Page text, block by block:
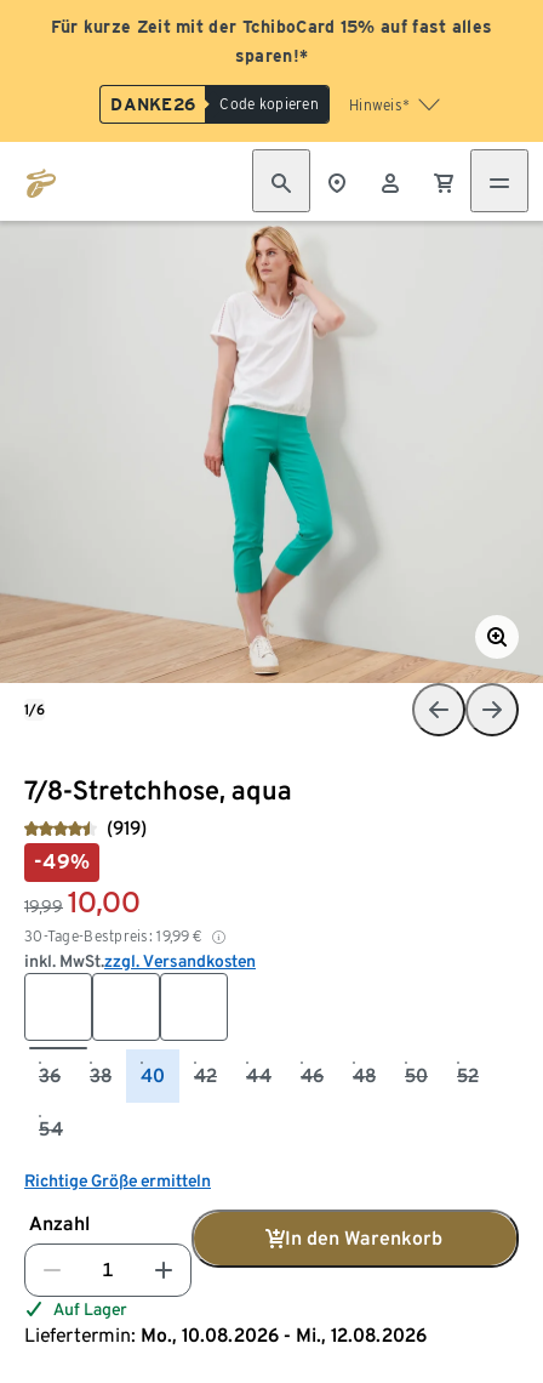
Für kurze Zeit mit der TchiboCard 15% auf fast alles
sparen!*
DANKE26 Code kopieren Hinweis*
7/8-Stretchhose, aqua
(919)
-49%
19,99 10,00
30-Tage-Bestpreis: 19,99 €
inkl. MwSt.zzgl. Versandkosten
36 38 40 42 44 46 48 50 52
54
Richtige Größe ermitteln
Anzahl
In den Warenkorb
Auf Lager
Liefertermin: Mo., 10.08.2026 - Mi., 12.08.2026
1/6